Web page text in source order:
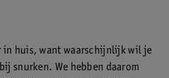
in huis, want waarschijnlijk wil je
snurken. We hebben daarom